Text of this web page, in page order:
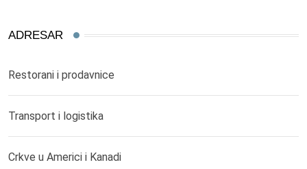
ADRESAR
Restorani i prodavnice
Transport i logistika
Crkve u Americi i Kanadi